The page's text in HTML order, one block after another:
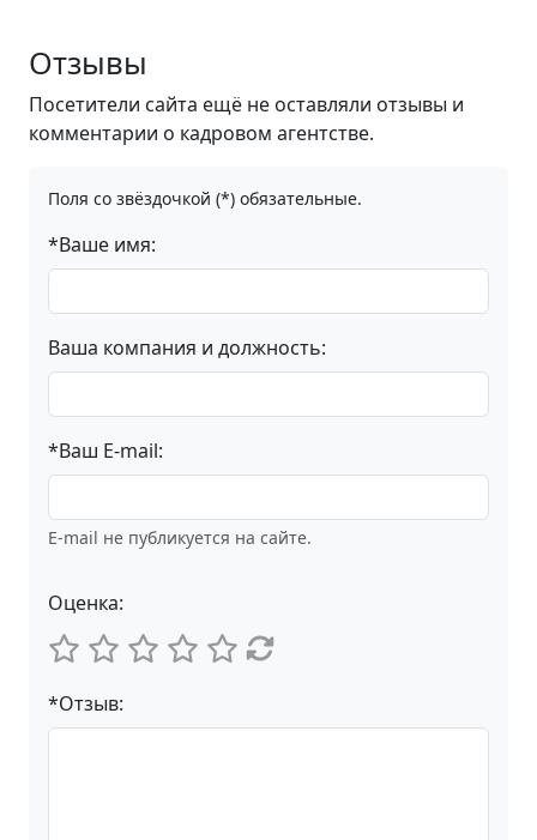
Отзывы
Посетители сайта ещё не оставляли отзывы и
комментарии о кадровом агентстве.
Поля со звёздочкой (*) обязательные.
*Ваше имя:
Ваша компания и должность:
*Ваш E-mail:
E-mail не публикуется на сайте.
Оценка:
*Отзыв: